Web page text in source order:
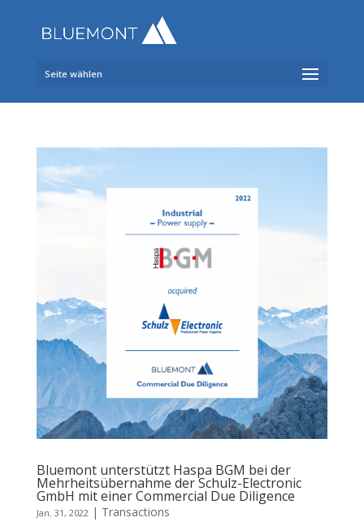
Seite wählen
Bluemont unterstützt Haspa BGM bei der
Mehrheitsübernahme der Schulz-Electronic
GmbH mit einer Commercial Due Diligence
Jan. 31, 2022| Transactions